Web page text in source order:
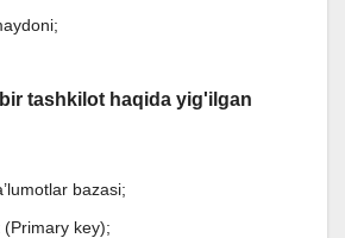
tashkilot haqida yig'ilgan
bazasi;
(Primary key);